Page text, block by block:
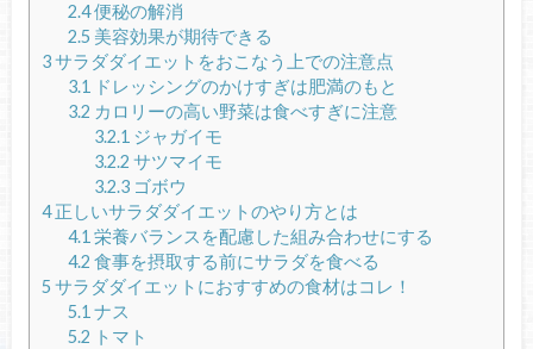
2.4便秘の解消
2.5 美容効果が期待できる
3サラダダイエットをおこなう上での注意点
3.1 ドレッシングのかけすぎは肥満のもと
3.2 カロリーの高い野菜は食べすぎに注意
3.2.1 ジャガイモ
3.2.2 サツマイモ
3.2.3ゴボウ
4正しいサラダダイエットのやり方とは
4.1 栄養バランスを配慮した組み合わせにする
4.2 食事を摂取する前にサラダを食べる
5 サラダダイエットにおすすめの食材はコレ！
5.1 ナス
5.2 トマト